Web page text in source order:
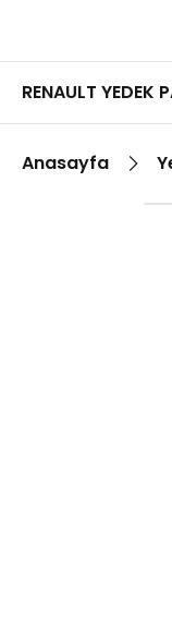
RENAULT YEDEK
Anasayfa